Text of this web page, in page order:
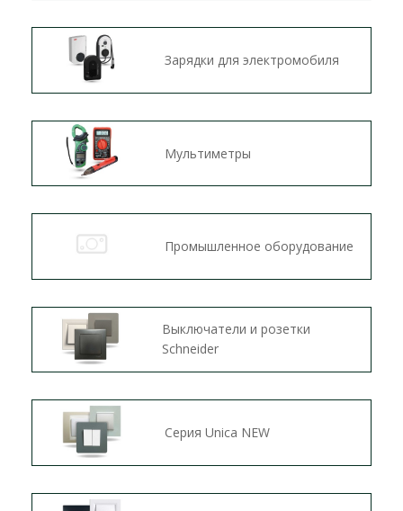
Зарядки для электромобиля
Мультиметры
Промышленное оборудование
Выключатели и розетки
Schneider
Серия Unica NEW